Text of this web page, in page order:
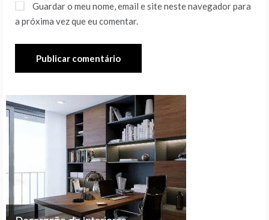
Guardar o meu nome, email e site neste navegador para
a próxima vez que eu comentar.